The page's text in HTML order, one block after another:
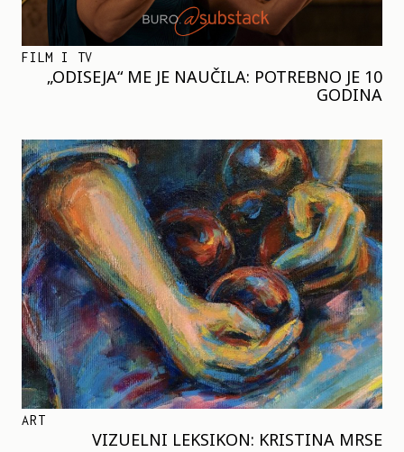
FILM I TV
„ODISEJA“ ME JE NAUČILA: POTREBNO JE 10
GODINA
ART
VIZUELNI LEKSIKON: KRISTINA MRSE